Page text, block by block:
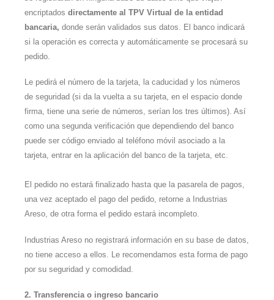
encriptados directamente al TPV Virtual de la entidad
bancaria, donde serán validados sus datos. El banco indicará
si la operación es correcta y automáticamente se procesará su
pedido.
Le pedirá el número de la tarjeta, la caducidad y los números
de seguridad (si da la vuelta a su tarjeta, en el espacio donde
firma, tiene una serie de números, serían los tres últimos). Así
como una segunda verificación que dependiendo del banco
puede ser código enviado al teléfono móvil asociado a la
tarjeta, entrar en la aplicación del banco de la tarjeta, etc.
El pedido no estará finalizado hasta que la pasarela de pagos,
una vez aceptado el pago del pedido, retorne a Industrias
Areso, de otra forma el pedido estará incompleto.
Industrias Areso no registrará información en su base de datos,
no tiene acceso a ellos. Le recomendamos esta forma de pago
por su seguridad y comodidad.
2. Transferencia o ingreso bancario